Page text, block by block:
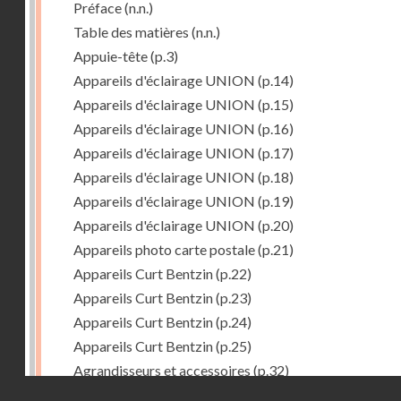
Préface(n.n.)
Table des matières (n.n.)
Appuie-tête(p.3)
Appareils d'éclairage UNION (p.14)
Appareils d'éclairage UNION (p.15)
Appareils d'éclairage UNION (p.16)
Appareils d'éclairage UNION (p.17)
Appareils d'éclairage UNION (p.18)
Appareils d'éclairage UNION (p.19)
Appareils d'éclairage UNION (p.20)
Appareils photo carte postale(p.21)
Appareils Curt Bentzin(p.22)
Appareils Curt Bentzin(p.23)
Appareils Curt Bentzin(p.24)
Appareils Curt Bentzin(p.25)
Agrandisseurs et accessoires (p.32)